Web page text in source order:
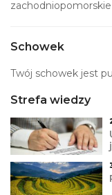
zachodniopomorskie
Schowek
Twój schowek jest
Strefa wiedzy